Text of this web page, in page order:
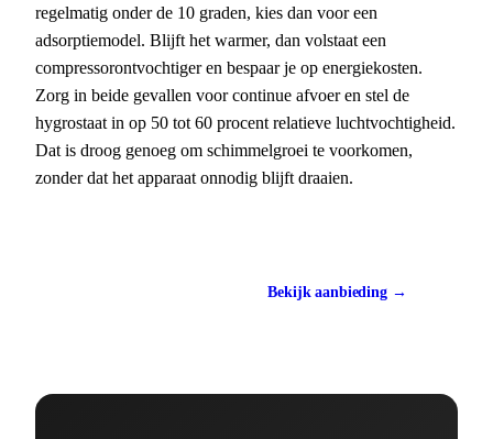
regelmatig onder de 10 graden, kies dan voor een
adsorptiemodel. Blijft het warmer, dan volstaat een
compressorontvochtiger en bespaar je op energiekosten.
Zorg in beide gevallen voor continue afvoer en stel de
hygrostaat in op 50 tot 60 procent relatieve luchtvochtigheid.
Dat is droog genoeg om schimmelgroei te voorkomen,
zonder dat het apparaat onnodig blijft draaien.
Bekijk aanbieding →